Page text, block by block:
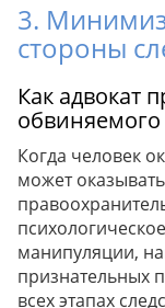
3.
стороны
Как адвокат
обвиняемого
Когда человек
может
манипуляции,
признательных
всех этапах